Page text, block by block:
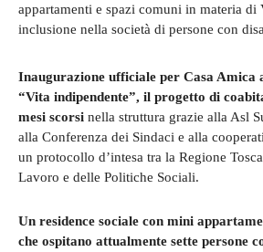
appartamenti e spazi comuni in materia di
inclusione nella società di persone con
Inaugurazione ufficiale per Casa Amica
“Vita indipendente”, il progetto di
mesi scorsi nella struttura grazie alla Asl
alla Conferenza dei Sindaci e alla
un protocollo d’intesa tra la Regione
Lavoro e delle Politiche Sociali.
Un residence sociale con mini
che ospitano attualmente sette persone